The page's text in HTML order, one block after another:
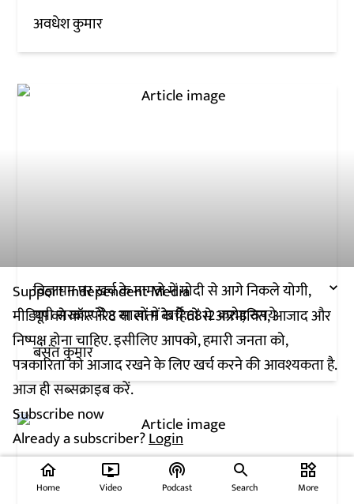
Support Independent Media
मीडिया को कॉरपोरेट या सत्ता के हितों से अप्रभावित, आजाद और
निष्पक्ष होना चाहिए. इसीलिए आपको, हमारी जनता को,
पत्रकारिता को आजाद रखने के लिए खर्च करने की आवश्यकता है.
आज ही सब्सक्राइब करें.
Subscribe now
Already a subscriber?Login
अवधेश कुमार
विज्ञापन पर खर्च के मामले में मोदी से आगे निकले योगी,
यूपी सरकार ने 8 सालों में खर्चे 6812 करोड़ रुपये
बसंत कुमार
home
Home
ondemand_video
Video
podcasts
Podcast Search
widgets
More